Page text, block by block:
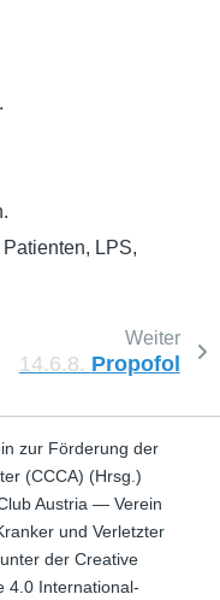
LPS,
Weiter
14.6.8. Propofol
zur Förderung der
(CCCA) (Hrsg.)
Austria — Verein
und Verletzter
der Creative
4.0 International-